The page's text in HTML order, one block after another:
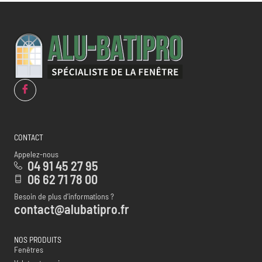
CONTACT
Appelez-nous
04 91 45 27 95
06 62 71 78 00
Besoin de plus d’informations ?
contact@alubatipro.fr
NOS PRODUITS
Fenêtres